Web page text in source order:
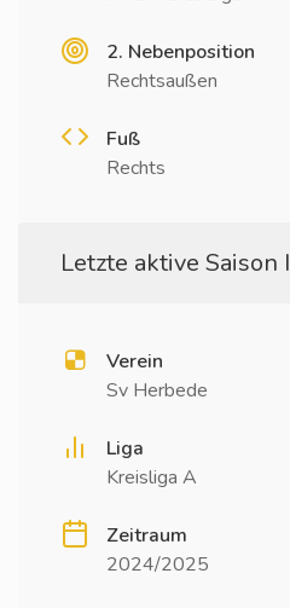
2. Nebenposition
Rechtsaußen
Fuß
Rechts
Letzte aktive Saison I
Verein
Sv Herbede
Liga
Kreisliga A
Zeitraum
2024/2025